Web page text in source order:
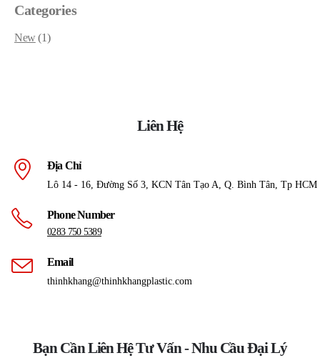
Categories
New(1)
Liên Hệ
Địa Chỉ
Lô 14 - 16, Đường Số 3, KCN Tân Tạo A, Q. Bình Tân, Tp HCM
Phone Number
0283 750 5389
Email
thinhkhang@thinhkhangplastic.com
Bạn Cần Liên Hệ Tư Vấn - Nhu Cầu Đại Lý